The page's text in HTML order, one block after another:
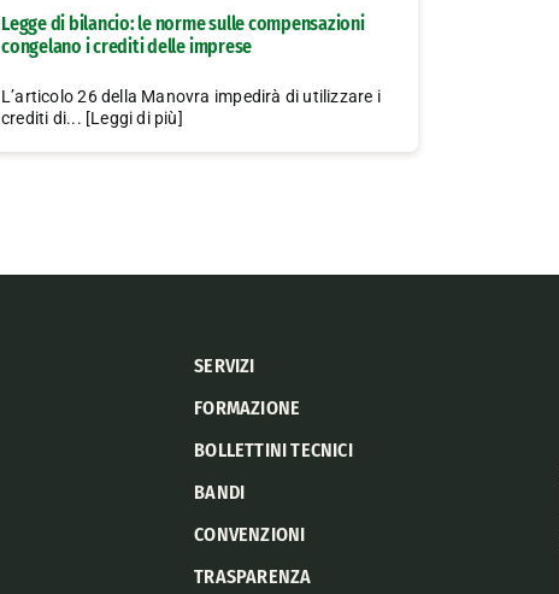
Legge di bilancio: le norme sulle compensazioni
congelano i crediti delle imprese
L’articolo 26 della Manovra impedirà di utilizzare i
crediti di... [Leggi di più]
SERVIZI
FORMAZIONE
BOLLETTINI TECNICI
BANDI
CONVENZIONI
TRASPARENZA